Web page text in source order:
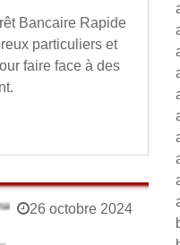
Bancaire Rapide
particuliers et
faire face à des
26 octobre 2024